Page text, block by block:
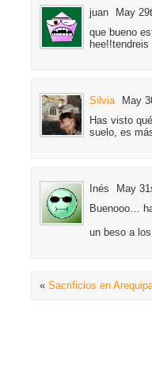
juan
May
que bueno
Silvia
May
Has visto
suelo, es
Inés
May
Buenooo…
un beso a
« Sacrificios en